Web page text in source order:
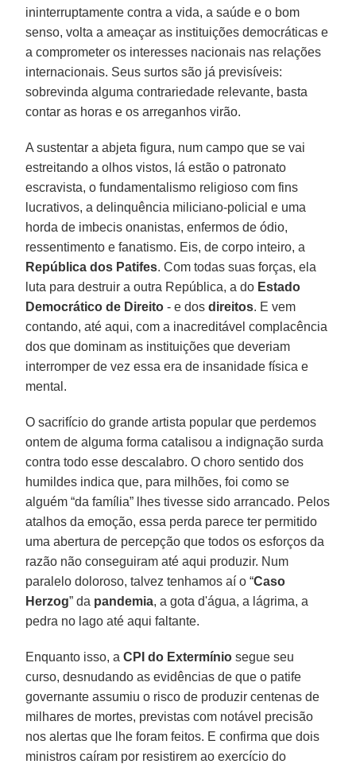
ininterruptamente contra a vida, a saúde e o bom
senso, volta a ameaçar as instituições democráticas e
a comprometer os interesses nacionais nas relações
internacionais. Seus surtos são já previsíveis:
sobrevinda alguma contrariedade relevante, basta
contar as horas e os arreganhos virão.
A sustentar a abjeta figura, num campo que se vai
estreitando a olhos vistos, lá estão o patronato
escravista, o fundamentalismo religioso com fins
lucrativos, a delinquência miliciano-policial e uma
horda de imbecis onanistas, enfermos de ódio,
ressentimento e fanatismo. Eis, de corpo inteiro, a
República dos Patifes. Com todas suas forças, ela
luta para destruir a outra República, a do Estado
Democrático de Direito - e dosdireitos. E vem
contando, até aqui, com a inacreditável complacência
dos que dominam as instituições que deveriam
interromper de vez essa era de insanidade física e
mental.
O sacrifício do grande artista popular que perdemos
ontem de alguma forma catalisou a indignação surda
contra todo esse descalabro. O choro sentido dos
humildes indica que, para milhões, foi como se
alguém “da família” lhes tivesse sido arrancado. Pelos
atalhos da emoção, essa perda parece ter permitido
uma abertura de percepção que todos os esforços da
razão não conseguiram até aqui produzir. Num
paralelo doloroso, talvez tenhamos aí o “Caso
Herzog” da pandemia, a gota d'água, a lágrima, a
pedra no lago até aqui faltante.
Enquanto isso, aCPI do Extermínio segue seu
curso, desnudando as evidências de que o patife
governante assumiu o risco de produzir centenas de
milhares de mortes, previstas com notável precisão
nos alertas que lhe foram feitos. E confirma que dois
ministros caíram por resistirem ao exercício do